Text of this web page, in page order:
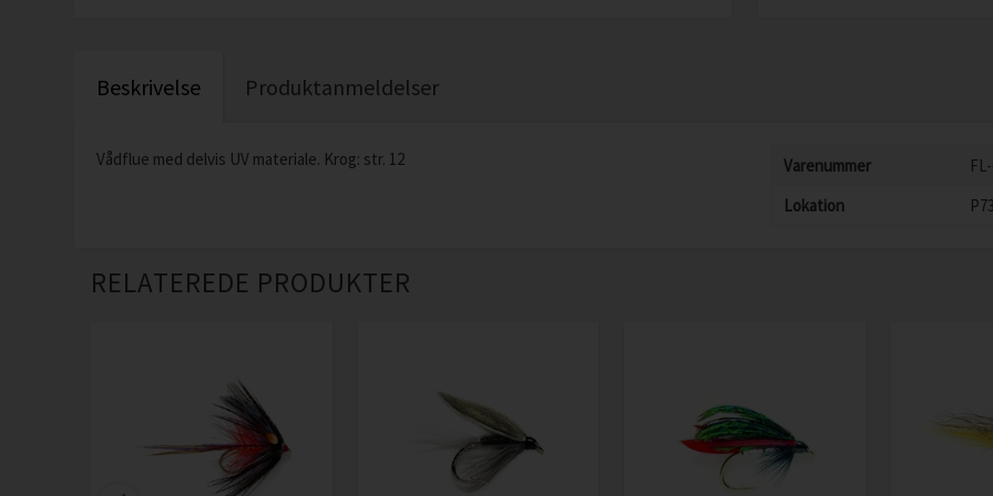
Beskrivelse Produktanmeldelser
Vådflue med delvis UV materiale. Krog: str. 12 Varenummer
Lokation
RELATEREDE PRODUKTER